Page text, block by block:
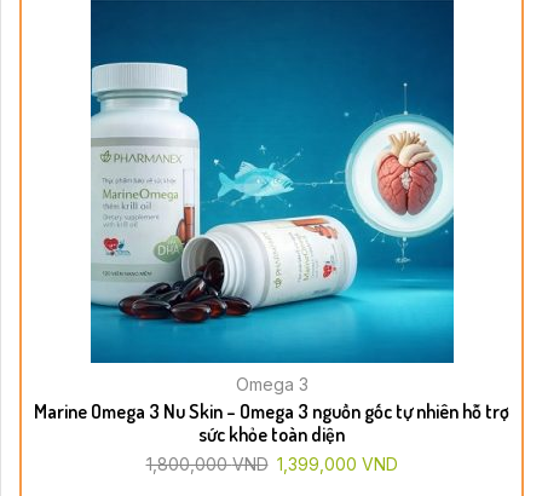
Omega 3
Marine Omega 3 Nu Skin – Omega 3 nguồn gốc tự nhiên hỗ trợ
sức khỏe toàn diện
1,800,000VND 1,399,000 VND